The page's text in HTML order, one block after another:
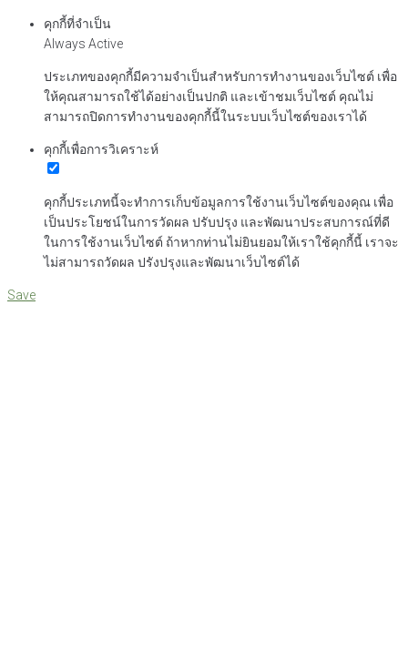
คุกกี้ที่จำเป็น
Always Active
ประเภทของคุกกี้มีความจำเป็นสำหรับการทำงานของเว็บไซต์ เพื่อ
ให้คุณสามารถใช้ได้อย่างเป็นปกติ และเข้าชมเว็บไซต์ คุณไม่
สามารถปิดการทำงานของคุกกี้นี้ในระบบเว็บไซต์ของเราได้
คุกกี้เพื่อการวิเคราะห์
คุกกี้ประเภทนี้จะทำการเก็บข้อมูลการใช้งานเว็บไซต์ของคุณ เพื่อ
เป็นประโยชน์ในการวัดผล ปรับปรุง และพัฒนาประสบการณ์ที่ดี
ในการใช้งานเว็บไซต์ ถ้าหากท่านไม่ยินยอมให้เราใช้คุกกี้นี้ เราจะ
ไม่สามารถวัดผล ปรังปรุงและพัฒนาเว็บไซต์ได้
Save